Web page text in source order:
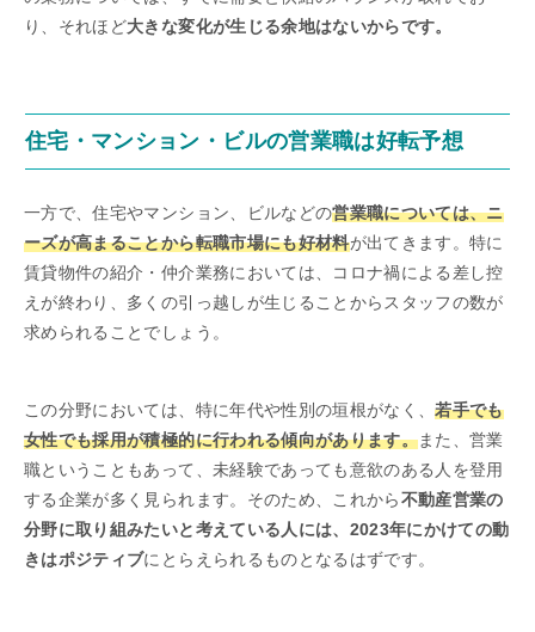
り、それほど大きな変化が生じる余地はないからです。
住宅・マンション・ビルの営業職は好転予想
一方で、住宅やマンション、ビルなどの営業職については、ニ
ーズが高まることから転職市場にも好材料が出てきます。特に
賃貸物件の紹介・仲介業務においては、コロナ禍による差し控
えが終わり、多くの引っ越しが生じることからスタッフの数が
求められることでしょう。
この分野においては、特に年代や性別の垣根がなく、若手でも
女性でも採用が積極的に行われる傾向があります。また、営業
職ということもあって、未経験であっても意欲のある人を登用
する企業が多く見られます。そのため、これから不動産営業の
分野に取り組みたいと考えている人には、2023年にかけての動
きはポジティブにとらえられるものとなるはずです。